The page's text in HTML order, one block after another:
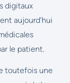
digitaux
aujourd’hui
le patient.
toutefois une